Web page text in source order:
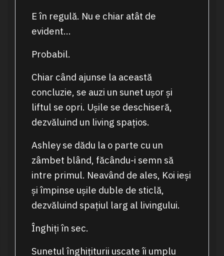
E în regulă. Nu e chiar atât de
evident…
Probabil.
Chiar când ajunse la această
concluzie, se auzi un sunet ușor și
liftul se opri. Ușile se deschiseră,
dezvăluind un living spațios.
Ashley se dădu la o parte cu un
zâmbet blând, făcându-i semn să
intre primul. Neavând de ales, Koi ieși
și împinse ușile duble de sticlă,
dezvăluind spațiul larg al livingului.
Înghiți în sec.
Sunetul înghițiturii uscate îi umplu